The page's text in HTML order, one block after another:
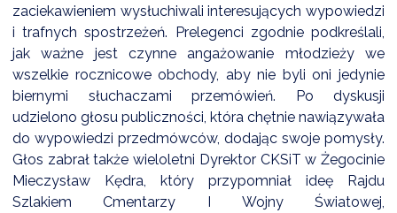
zaciekawieniem wysłuchiwali interesujących wypowiedzi
i trafnych spostrzeżeń. Prelegenci zgodnie podkreślali,
jak ważne jest czynne angażowanie młodzieży we
wszelkie rocznicowe obchody, aby nie byli oni jedynie
biernymi słuchaczami przemówień. Po dyskusji
udzielono głosu publiczności, która chętnie nawiązywała
do wypowiedzi przedmówców, dodając swoje pomysły.
Głos zabrał także wieloletni Dyrektor CKSiT w Żegocinie
Mieczysław Kędra, który przypomniał ideę Rajdu
Szlakiem Cmentarzy I Wojny Światowej,